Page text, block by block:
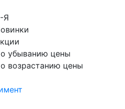
Я
убыванию цены
возрастанию цены